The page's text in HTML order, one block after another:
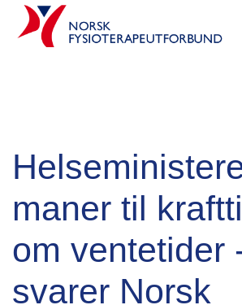
maner til
om ventetider
svarer Norsk